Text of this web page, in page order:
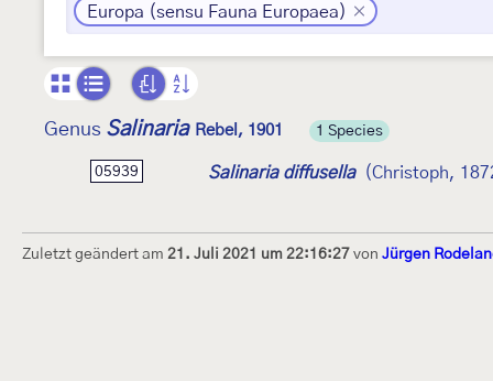
Europa (sensu Fauna Europaea)
Genus Salinaria Rebel, 1901 1 Species
05939 Salinaria diffusella (Christoph,
Zuletzt geändert am 21. Juli 2021 um 22:16:27 von Jürgen